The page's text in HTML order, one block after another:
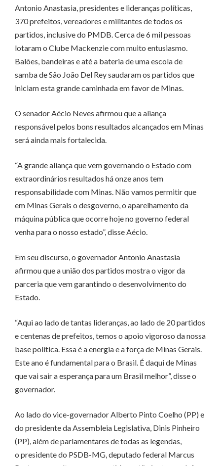
Antonio Anastasia, presidentes e lideranças políticas,
370 prefeitos, vereadores e militantes de todos os
partidos, inclusive do PMDB. Cerca de 6 mil pessoas
lotaram o Clube Mackenzie com muito entusiasmo.
Balões, bandeiras e até a bateria de uma escola de
samba de São João Del Rey saudaram os partidos que
iniciam esta grande caminhada em favor de Minas.
O senador Aécio Neves afirmou que a aliança
responsável pelos bons resultados alcançados em Minas
será ainda mais fortalecida.
“A grande aliança que vem governando o Estado com
extraordinários resultados há onze anos tem
responsabilidade com Minas. Não vamos permitir que
em Minas Gerais o desgoverno, o aparelhamento da
máquina pública que ocorre hoje no governo federal
venha para o nosso estado”, disse Aécio.
Em seu discurso, o governador Antonio Anastasia
afirmou que a união dos partidos mostra o vigor da
parceria que vem garantindo o desenvolvimento do
Estado.
“Aqui ao lado de tantas lideranças, ao lado de 20 partidos
e centenas de prefeitos, temos o apoio vigoroso da nossa
base política. Essa é a energia e a força de Minas Gerais.
Este ano é fundamental para o Brasil. É daqui de Minas
que vai sair a esperança para um Brasil melhor”, disse o
governador.
Ao lado do vice-governador Alberto Pinto Coelho (PP) e
do presidente da Assembleia Legislativa, Dinis Pinheiro
(PP), além de parlamentares de todas as legendas,
o presidente do PSDB-MG, deputado federal Marcus